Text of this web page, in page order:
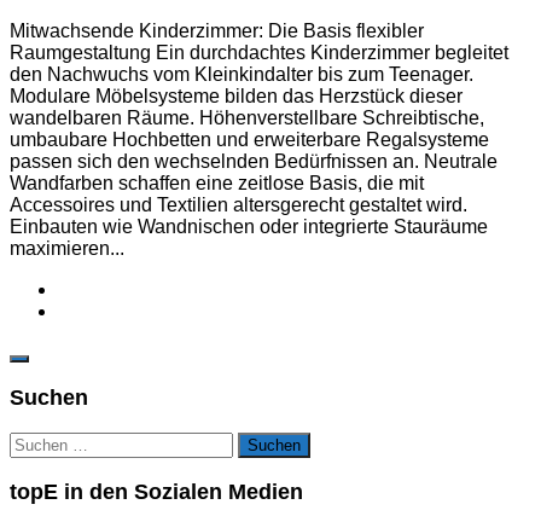
Mitwachsende Kinderzimmer: Die Basis flexibler
Raumgestaltung Ein durchdachtes Kinderzimmer begleitet
den Nachwuchs vom Kleinkindalter bis zum Teenager.
Modulare Möbelsysteme bilden das Herzstück dieser
wandelbaren Räume. Höhenverstellbare Schreibtische,
umbaubare Hochbetten und erweiterbare Regalsysteme
passen sich den wechselnden Bedürfnissen an. Neutrale
Wandfarben schaffen eine zeitlose Basis, die mit
Accessoires und Textilien altersgerecht gestaltet wird.
Einbauten wie Wandnischen oder integrierte Stauräume
maximieren...
Suchen
Suchen
nach:
topE in den Sozialen Medien